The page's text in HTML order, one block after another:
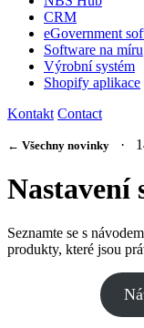
CRM
eGovernment
Software na míru
Výrobní systém
Shopify aplikace
Kontakt Contact
← Všechny novinky ·
Nastavení
Seznamte se s
produkty, které jsou